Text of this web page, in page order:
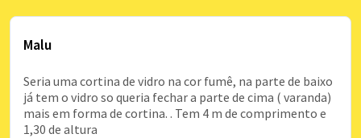
Malu
Seria uma cortina de vidro na cor fumê, na parte de baixo
já tem o vidro so queria fechar a parte de cima ( varanda)
mais em forma de cortina. . Tem 4 m de comprimento e
1,30 de altura